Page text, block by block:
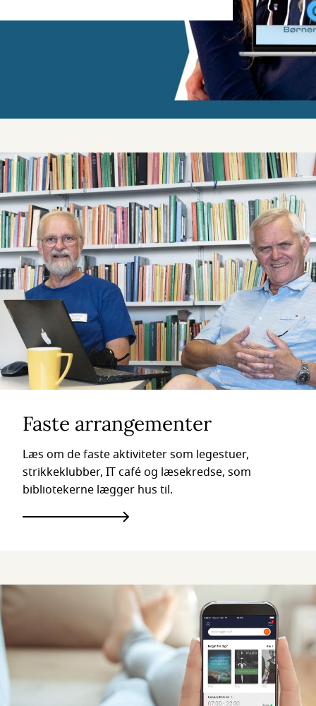
Faste arrangementer
Læs om de faste aktiviteter som legestuer,
strikkeklubber, IT café og læsekredse, som
bibliotekerne lægger hus til.